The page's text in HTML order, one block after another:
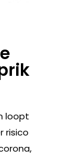
loopt
risico